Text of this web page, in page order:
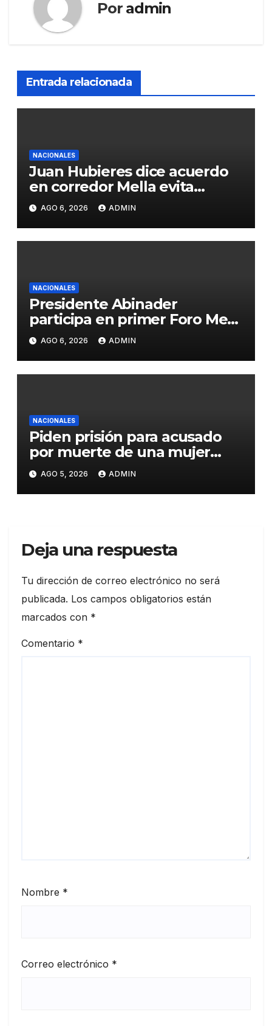
Por admin
Entrada relacionada
NACIONALES
Juan Hubieres dice acuerdo
en corredor Mella evita
conflictos innecesarios
AGO 6, 2026 ADMIN
NACIONALES
Presidente Abinader
participa en primer Foro Meta
RD 2036 con miras a impulsar
el crecimiento económico,
fortalecer las instituciones y
elevar la productividad
AGO 6, 2026 ADMIN
NACIONALES
Piden prisión para acusado
por muerte de una mujer
durante intento de robo en
plaza comercial en Piantini
AGO 5, 2026 ADMIN
Deja una respuesta
Tu dirección de correo electrónico no será
publicada. Los campos obligatorios están
marcados con *
Comentario *
Nombre *
Correo electrónico *